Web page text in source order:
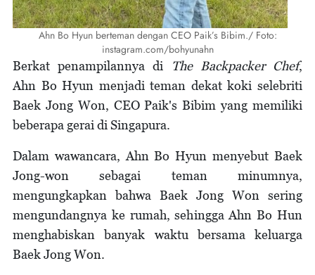
Ahn Bo Hyun berteman dengan CEO Paik’s Bibim./ Foto:
instagram.com/bohyunahn
Berkat penampilannya di The Backpacker Chef,
Ahn Bo Hyun menjadi teman dekat koki selebriti
Baek Jong Won, CEO Paik's Bibim yang memiliki
beberapa gerai di Singapura.
Dalam wawancara, Ahn Bo Hyun menyebut Baek
Jong-won sebagai teman minumnya,
mengungkapkan bahwa Baek Jong Won sering
mengundangnya ke rumah, sehingga Ahn Bo Hun
menghabiskan banyak waktu bersama keluarga
Baek Jong Won.